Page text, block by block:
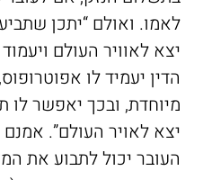
לאמו. ואולם “יתכן
יצא לאוויר העולם
הדין יעמיד לו
מיוחדת, ובכך יאפשר לו
יצא לאויר העולם”.
העובר יכול לתבוע את